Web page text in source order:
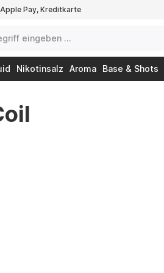
Pay, Kreditkarte
Nikotinsalz Aroma Base & Shots